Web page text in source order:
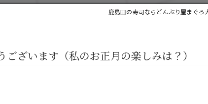
鹿島田の寿司ならどんぶり屋まぐろ
ざいます（私のお正月の楽しみは？）